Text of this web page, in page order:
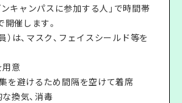
キャンパスに参加する人」で時間帯
催します。
）は、マスク、フェイスシールド等を
意
を避けるため間隔を空けて着席
換気、消毒